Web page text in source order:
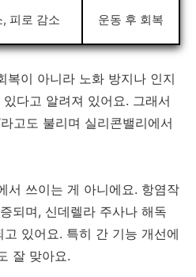
피로 감소 운동 후 회복
복이 아니라 노화 방지나 인지
다고 알려져 있어요. 그래서
고도 불리며 실리콘밸리에서
서 쓰이는 게 아니에요. 항염작
되며, 신데렐라 주사나 해독
있어요. 특히 간 기능 개선에
잘 맞아요.